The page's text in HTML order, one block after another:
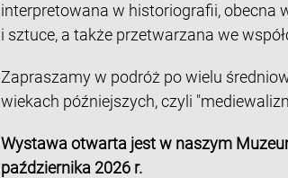
interpretowana w historiografii, obecna
i sztuce, a także przetwarzana we
Zapraszamy w podróż po wielu
wiekach późniejszych, czyli
Wystawa otwarta jest w naszym
października 2026 r.